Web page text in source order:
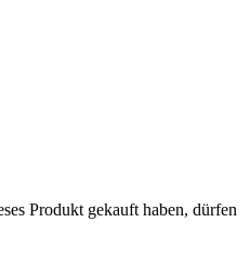
Produkt gekauft haben, dürfen